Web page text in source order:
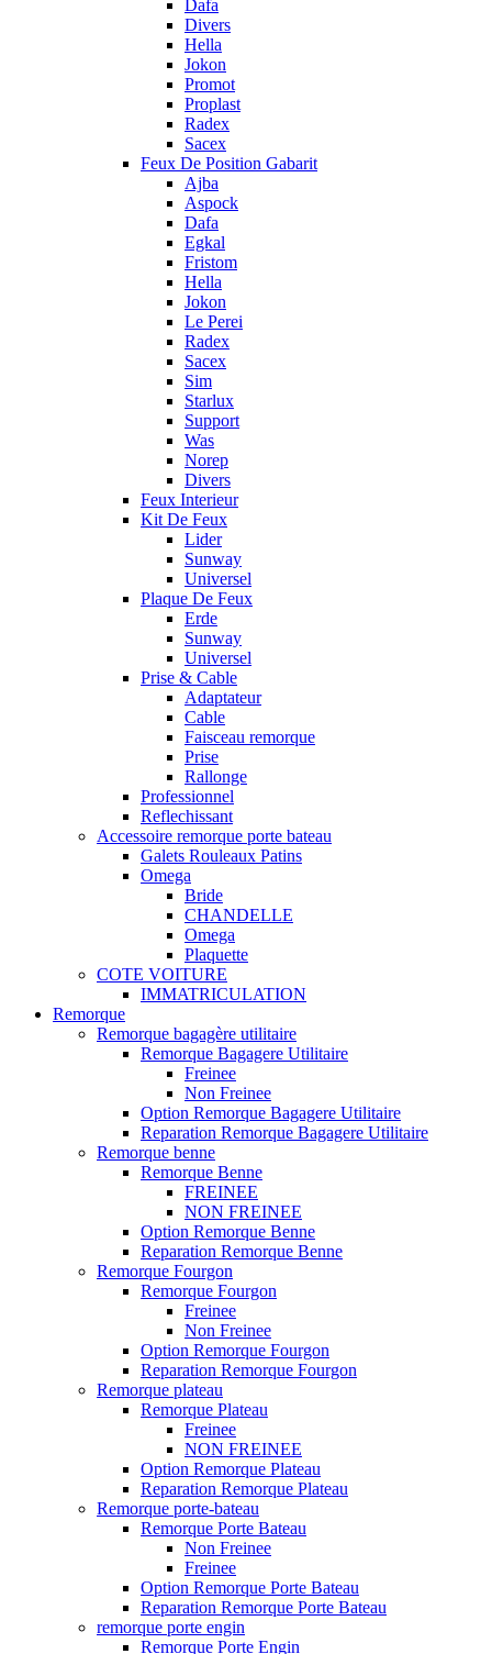
Dafa
Divers
Hella
Jokon
Promot
Proplast
Radex
Sacex
Feux De Position Gabarit
Ajba
Aspock
Dafa
Egkal
Fristom
Hella
Jokon
Le Perei
Radex
Sacex
Sim
Starlux
Support
Was
Norep
Divers
Feux Interieur
Kit De Feux
Lider
Sunway
Universel
Plaque De Feux
Erde
Sunway
Universel
Prise & Cable
Adaptateur
Cable
Faisceau remorque
Prise
Rallonge
Professionnel
Reflechissant
Accessoire remorque porte bateau
Galets Rouleaux Patins
Omega
Bride
CHANDELLE
Omega
Plaquette
COTE VOITURE
IMMATRICULATION
Remorque
Remorque bagagère utilitaire
Remorque Bagagere Utilitaire
Freinee
Non Freinee
Option Remorque Bagagere Utilitaire
Reparation Remorque Bagagere Utilitaire
Remorque benne
Remorque Benne
FREINEE
NON FREINEE
Option Remorque Benne
Reparation Remorque Benne
Remorque Fourgon
Remorque Fourgon
Freinee
Non Freinee
Option Remorque Fourgon
Reparation Remorque Fourgon
Remorque plateau
Remorque Plateau
Freinee
NON FREINEE
Option Remorque Plateau
Reparation Remorque Plateau
Remorque porte-bateau
Remorque Porte Bateau
Non Freinee
Freinee
Option Remorque Porte Bateau
Reparation Remorque Porte Bateau
remorque porte engin
Remorque Porte Engin